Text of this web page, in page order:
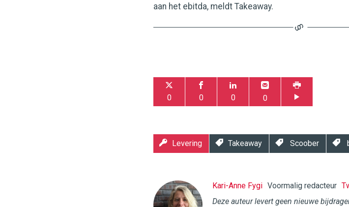
aan het ebitda, meldt Takeaway.
0 0 0 0
Levering Takeaway Scoober
Kari-Anne Fygi Voormalig redacteur
Deze auteur levert geen nieuwe
Twinkle
|